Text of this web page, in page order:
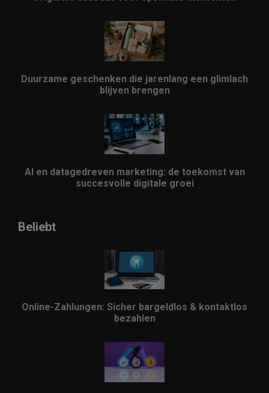
Duurzame geschenken die jarenlang een glimlach
blijven brengen
AI en datagedreven marketing: de toekomst van
succesvolle digitale groei
Beliebt
Online-Zahlungen: Sicher bargeldlos & kontaktlos
bezahlen